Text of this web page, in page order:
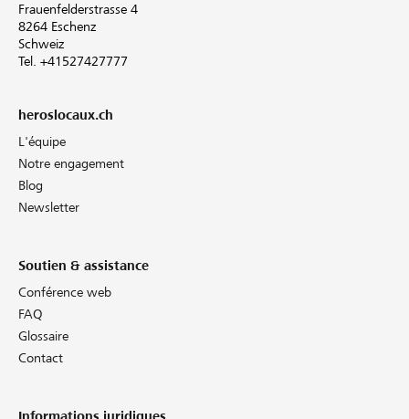
Frauenfelderstrasse 4
8264 Eschenz
Schweiz
Tel. +41527427777
heroslocaux.ch
L'équipe
Notre engagement
Blog
Newsletter
Soutien & assistance
Conférence web
FAQ
Glossaire
Contact
Informations juridiques